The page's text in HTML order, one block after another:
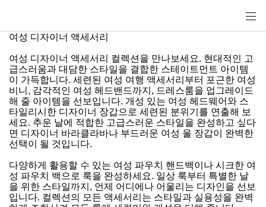
여성 디자이너 액세서리
여성 디자이너 액세서리 컬렉션을 만나보세요. 현대적인 고
급스러움과 대담한 스타일을 결합한 스테이트먼트 아이템
이 가득합니다. 세련된 여성 여행 액세서리부터 포근한 여성
비니, 감각적인 여성 헤드밴드까지, 드레스룸을 업그레이드
해 줄 아이템을 선보입니다. 개성 있는 여성 헤드웨어와 스
타일리시한 디자이너 장갑으로 세련된 분위기를 연출해 보
세요. 추운 날에 적합한 고급스러운 스타일을 완성하고 싶다
면 디자이너 바라클라바나 부드러운 여성 울 장갑이 완벽한
선택이 될 것입니다.
다양하게 활용할 수 있는 여성 파우치 핸드백이나 시크한 여
성 파우치 백으로 룩을 완성하세요. 일상 룩부터 특별한 날
을 위한 스타일까지, 언제 어디에나 어울리는 디자인을 선보
입니다. 컬렉션의 모든 액세서리는 스타일과 실용성을 완벽